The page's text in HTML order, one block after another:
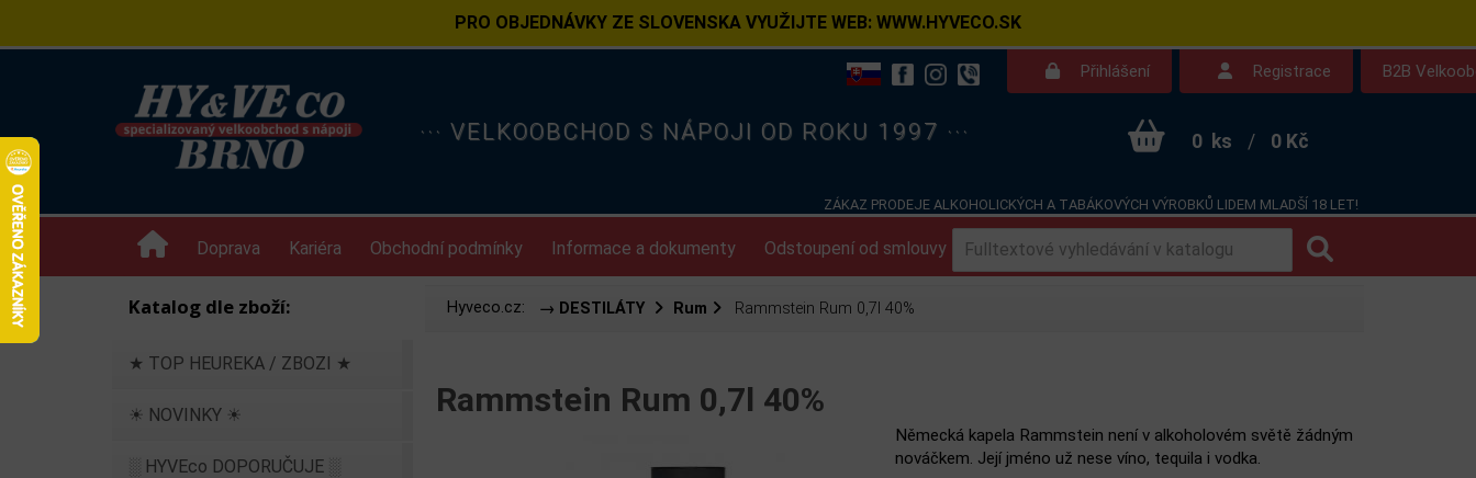
PRO OBJEDNÁVKY ZE SLOVENSKA VYUŽIJTE WEB: WWW.HYVECO.SK
Přihlášení Registrace B2B
··· VELKOOBCHOD S NÁPOJI OD ROKU 1997 ··· 0 ks / 0 Kč
ZÁKAZ PRODEJE ALKOHOLICKÝCH A TABÁKOVÝCH VÝROBKŮ LIDEM MLADŠÍ 18 LET!
Doprava Kariéra Obchodní podmínky Informace a dokumenty Odstoupení od smlouvy Kontakt Dotazy
Katalog dle zboží:
★ TOP HEUREKA / ZBOZI ★
☀ NOVINKY ☀
░ HYVEco DOPORUČUJE ░
Hyveco.cz: → DESTILÁTY Rum Rammstein Rum 0,7l 40%
Rammstein Rum 0,7l 40%
Německá kapela Rammstein není v alkoholovém světě žádným
nováčkem. Její jméno už nese víno, tequila i vodka.